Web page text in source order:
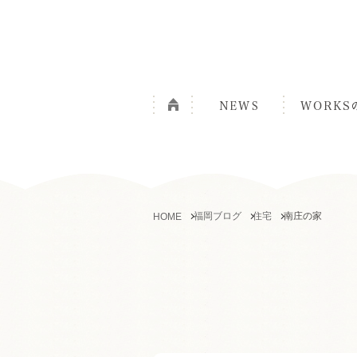
HOME 福岡ブログ 住宅 南庄の家